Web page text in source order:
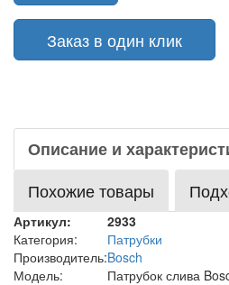
Заказ в один клик
Описание и
Похожие товары
Артикул:
2933
Категория:
Патрубки
Производитель:Bosch
Модель:
Патрубок слива